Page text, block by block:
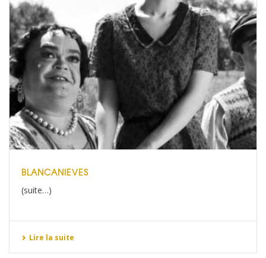
BLANCANIEVES
(suite…)
Lire la suite